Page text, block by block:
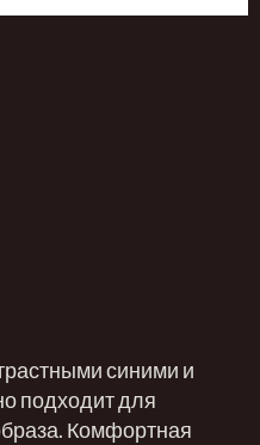
синими и
подходит для
Комфортная